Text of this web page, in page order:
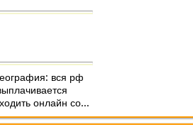
вся рф
онлайн со...